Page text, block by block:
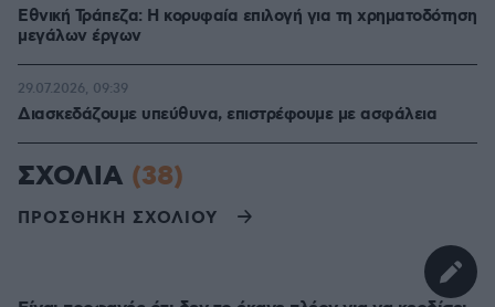
Εθνική Τράπεζα: Η κορυφαία επιλογή για τη χρηματοδότηση
μεγάλων έργων
Διασκεδάζουμε υπεύθυνα, επιστρέφουμε με ασφάλεια
29.07.2026, 09:39
ΣΧΟΛΙΑ (38)
ΠΡΟΣΘΗΚΗ ΣΧΟΛΙΟΥ